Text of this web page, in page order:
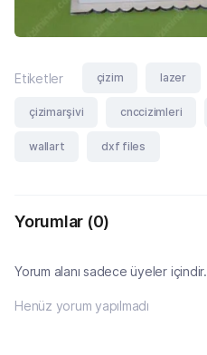
Etiketler çizim lazer
çizimarşivi cnccizimleri
wallart dxf files
Yorumlar (0)
Yorum alanı sadece üyeler içindir.
Henüz yorum yapılmadı